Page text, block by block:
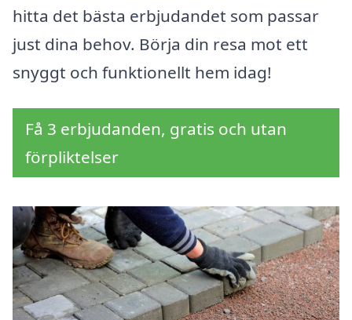
hitta det bästa erbjudandet som passar
just dina behov. Börja din resa mot ett
snyggt och funktionellt hem idag!
Få 3 erbjudanden, gratis och utan
förpliktelser